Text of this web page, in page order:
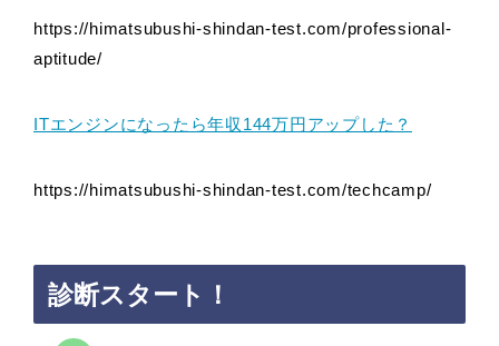
https://himatsubushi-shindan-test.com/professional-
aptitude/
ITエンジンになったら年収144万円アップした？
https://himatsubushi-shindan-test.com/techcamp/
診断スタート！